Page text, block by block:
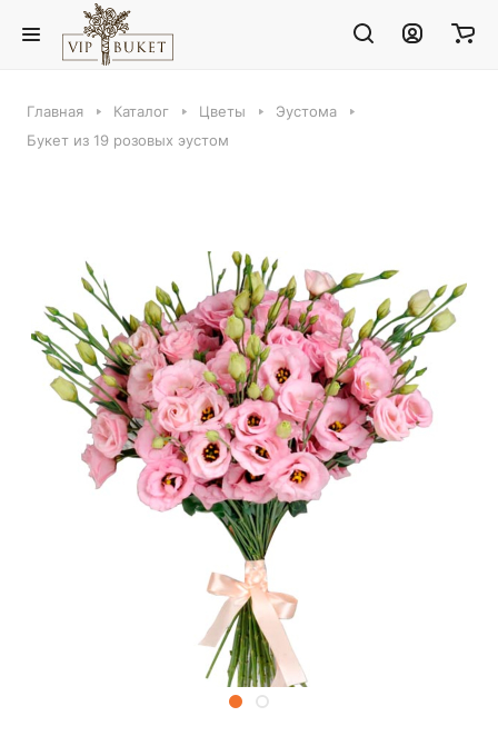
Главная Каталог Цветы
Эустома
Букет из 19 розовых эустом